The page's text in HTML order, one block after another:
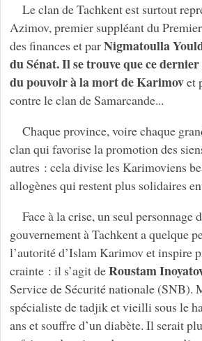
Le clan de Tachkent est surtout
Azimov, premier suppléant du
des finances et parNigmatoulla
du Sénat. Il se trouve que ce
du pouvoir à la mort de Karimovet
contre le clan de Samarcande...
Chaque province, voire chaque
clan qui favorise la promotion des
autres : cela divise les Karimoviens
allogènes qui restent plus solidaires
Face à la crise, un seul personnage
gouvernement à Tachkent a quelque
l’autorité d’Islam Karimov et inspire
crainte : il s’agit deRoustam
Service de Sécurité nationale (SNB).
spécialiste de tadjik et vieilli sous le
ans et souffre d’un diabète. Il serait